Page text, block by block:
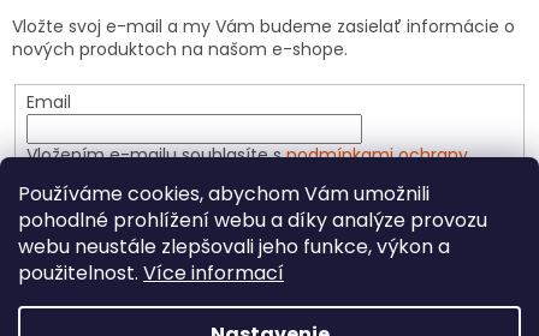
Používáme cookies, abychom Vám umožnili
pohodlné prohlížení webu a díky analýze provozu
webu neustále zlepšovali jeho funkce, výkon a
použitelnost. Více informací
Vložte svoj e-mail a my Vám budeme zasielať informácie o
nových produktoch na našom e-shope.
Email
Vložením e-mailu souhlasíte spodmínkami ochrany
PRIHLÁSIŤ SA